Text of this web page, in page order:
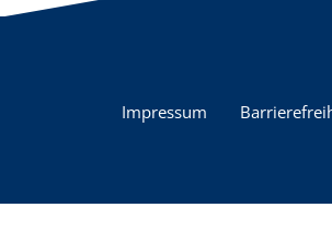
Impressum